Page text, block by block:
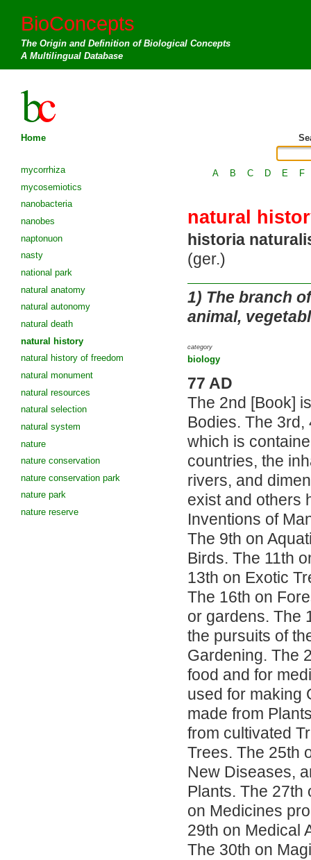
BioConcepts
The Origin and Definition of Biological Concepts
A Multilingual Database
Home
mycorrhiza
mycosemiotics
nanobacteria
nanobes
naptonuon
nasty
national park
natural anatomy
natural autonomy
natural death
natural history
natural history of freedom
natural monument
natural resources
natural selection
natural system
nature
nature conservation
nature conservation park
nature park
nature reserve
A B C D E F
natural
historia
(ger.)
1) The branch
animal,
category
biology
77 AD
The 2nd [Book]
Bodies. The
which is
countries, the
rivers, and
exist and others
Inventions of
The 9th on
Birds. The 11th
13th on Exotic
The 16th on
or gardens. The
the pursuits of
Gardening. The
food and for
used for making
made from
from cultivated
Trees. The 25th
New Diseases,
Plants. The
on Medicines
29th on Medical
The 30th on